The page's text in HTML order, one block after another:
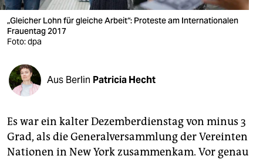
verlag
verlag
shop
fragen & hilfe
unterstützen
abo
„Gleicher Lohn für gleiche Arbeit“: Proteste am Internationalen
Frauentag 2017
Foto: dpa
Aus Berlin Patricia Hecht
Es war ein kalter Dezemberdienstag von minus 3
Grad, als die Generalversammlung der Vereinten
Nationen in New York zusammenkam. Vor genau